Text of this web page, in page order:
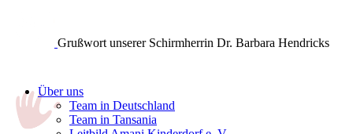
Grußwort unserer Schirmherrin Dr. Barbara Hendricks
Über uns
Team in Deutschland
Team in Tansania